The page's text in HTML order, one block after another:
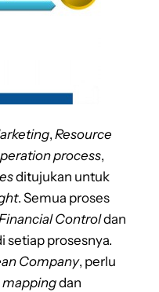
, Resource
process,
ditujukan untuk
. Semua proses
Controldan
setiap prosesnya.
Company, perlu
mappingdan